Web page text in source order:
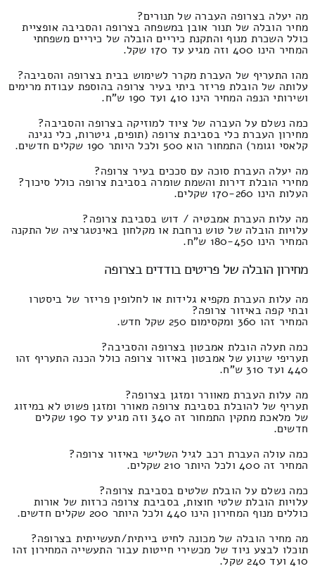
מה יעלה בצרופה העברה של תנורים?
מחיר הובלה של תנור אובן במשפחה בצרופה והסביבה אופציית
כולל השכרת מנוף והתקנת כיריים הובלה של כיריים משפחתי
המחיר הינו 400 וזה מגיע עד 170 שקל.
מהו התעריף של העברת מקרר לשימוש בבית בצרופה והסביבה?
עלותה של הובלת פריזר ביתי בעיר צרופה בהוספת עבודת מרימים
ושירותי הנפה המחיר הינו 410 ועד 190 ש"ח.
כמה נשלם על העברה של ציוד למוזיקה בצרופה והסביבה?
מחירון העברת כלי בסביבת צרופה (תופים, גיטרות, כלי נגינה
קלאסי וגומר) התמחור הוא 500 ולכל היותר 190 שקלים חדשים.
מה יעלה העברת סוכה עם סככים בעיר צרופה?
מחירי הובלת דירות והשמת שומרה בסביבת צרופה כולל סיכוך?
העלות הינו 170-260 שקלים.
מה עלות העברת אמבטיה / דוש בסביבת צרופה?
עלויות הובלה של טוש נרחבת או מקלחון באינטגרציה של התקנה
המחיר הינו 180-450 ש"ח.
מחירון הובלה של פריטים בודדים בצרופה
מה עלות העברת מקפיא גלידות או לחלופין פריזר של ביסטרו
ובתי קפה באיזור צרופה?
המחיר זהו 360 ומקסימום 250 שקל חדש.
כמה תעלה הובלת אמבטון בצרופה והסביבה?
תעריפי שינוע של אמבטון באיזור צרופה כולל הכנה התעריף זהו
440 ועד 310 ש"ח.
מה עלות העברת מאוורר ומזגן בצרופה?
תעריף של להובלת בסביבת צרופה מאורר ומזגן פשוט לא במיזוג
של מלאכת מתקין התמחור זה 340 וזה מגיע עד 190 שקלים
חדשים.
כמה עולה העברת רכב לגיל השלישי באיזור צרופה?
המחיר זה 400 ולכל היותר 210 שקלים.
כמה נשלם על הובלת שלטים בסביבת צרופה?
עלויות הובלת שלטי חוצות, בסביבת צרופה כרזות של אורות
כוללים מנוף המחירון הינו 440 ולכל היותר 200 שקלים חדשים.
מה מחיר הובלה של מכונה לחיט בייתית/תעשייתית בצרופה?
תוכלו לבצע ניוד של מכשירי חייטות עבור התעשייה המחירון זהו
410 ועד 240 שקל.